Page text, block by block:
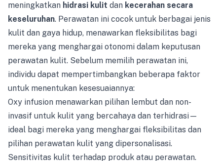
meningkatkan hidrasi kulit dan kecerahan secara
keseluruhan. Perawatan ini cocok untuk berbagai jenis
kulit dan gaya hidup, menawarkan fleksibilitas bagi
mereka yang menghargai otonomi dalam keputusan
perawatan kulit. Sebelum memilih perawatan ini,
individu dapat mempertimbangkan beberapa faktor
untuk menentukan kesesuaiannya:
Oxy infusion menawarkan pilihan lembut dan non-
invasif untuk kulit yang bercahaya dan terhidrasi—
ideal bagi mereka yang menghargai fleksibilitas dan
pilihan perawatan kulit yang dipersonalisasi.
Sensitivitas kulit terhadap produk atau perawatan.